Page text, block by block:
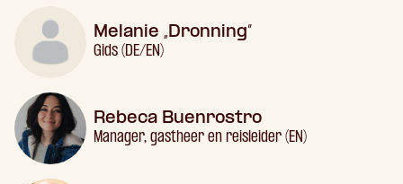
Melanie „Dronning”
Gids (DE/EN)
Rebeca Buenrostro
Manager, gastheer en reisleider (EN)